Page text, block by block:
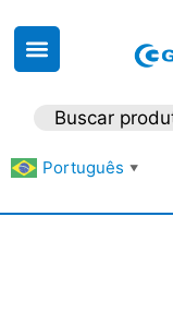
Português ▼